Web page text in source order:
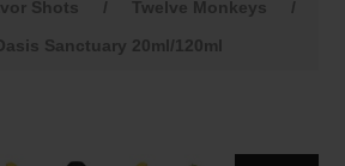
Shots / Twelve Monkeys
/
Sanctuary 20ml/120ml